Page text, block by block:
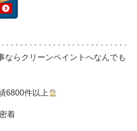
ならクリーンペイントへなんでも
6800件以上
着